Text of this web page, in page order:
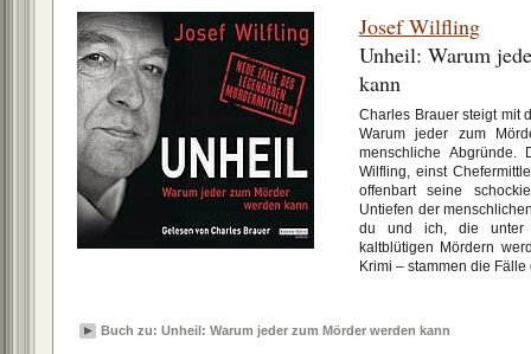
Josef Wilfling
Unheil: Warum
kann
Charles Brauer steigt mit
Warum jeder zum
menschliche Abgründe.
Wilfling, einst
offenbart seine
Untiefen der
du und ich, die unter
kaltblütigen Mördern
Krimi – stammen die
Buch zu: Unheil: Warum jeder zum Mörder werden kann